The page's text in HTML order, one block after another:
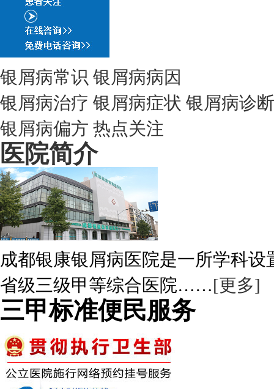
银屑病常识 银屑病病因
银屑病治疗 银屑病症状 银屑病诊断
银屑病偏方 热点关注
医院简介
成都银康银屑病医院是一所学科
省级三级甲等综合医院……[更多]
三甲标准便民服务